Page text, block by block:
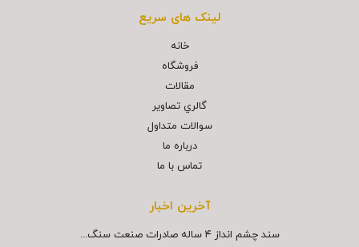
لینک های سریع
خانه
فروشگاه
مقالات
گالري تصاوير
سوالات متداول
درباره ما
تماس با ما
آخرین اخبار
سند چشم انداز ۴ ساله صادرات صنعت سنگ...